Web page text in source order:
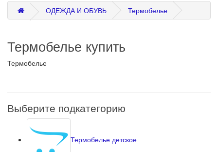
ОДЕЖДА И ОБУВЬ Термобелье
Термобелье купить
Термобелье
Выберите подкатегорию
Термобелье детское